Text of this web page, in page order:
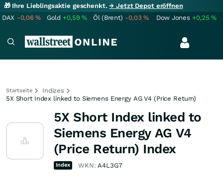
🎁 Ihre Lieblingsaktie geschenkt.→ Jetzt Depot eröffnen
DAX -0,06% Gold +0,59% Öl (Brent) -0,03% Dow Jones +0,25%
Startseite
Indizes
5X Short Index linked to Siemens Energy AG V4 (Price Return)
5X Short Index linked to
Siemens Energy AG V4
(Price Return) Index
Index WKN:A4L3G7